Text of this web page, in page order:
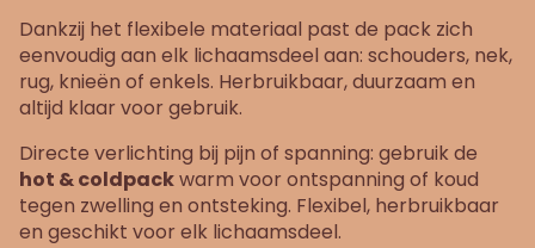
Dankzij het flexibele materiaal past de pack zich
eenvoudig aan elk lichaamsdeel aan: schouders, nek,
rug, knieën of enkels. Herbruikbaar, duurzaam en
altijd klaar voor gebruik.
Directe verlichting bij pijn of spanning: gebruik de
hot & coldpackwarm voor ontspanning of koud
tegen zwelling en ontsteking. Flexibel, herbruikbaar
en geschikt voor elk lichaamsdeel.